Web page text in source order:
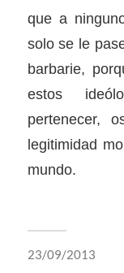
que a
solo se le
barbarie,
estos
pertenecer,
legitimidad
mundo.
23/09/2013